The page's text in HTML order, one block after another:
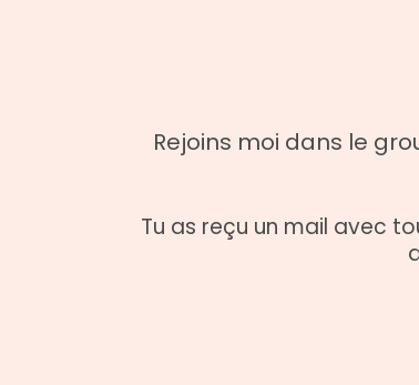
Rejoins moi dans le
Tu as reçu un mail avec